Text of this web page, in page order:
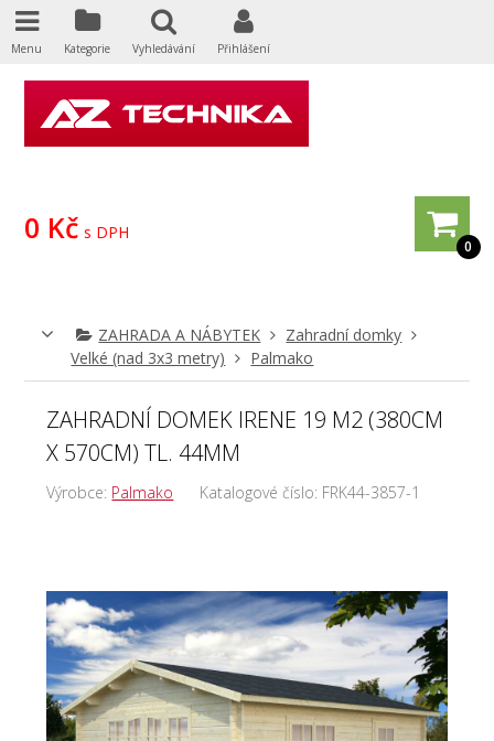
0
0 Kč s DPH
ZAHRADA A NÁBYTEK
Zahradní domky
Velké (nad 3x3 metry)
Palmako
ZAHRADNÍ DOMEK IRENE 19 M2 (380CM
X 570CM) TL. 44MM
Výrobce: Palmako Katalogové číslo: FRK44-3857-1
Menu Kategorie Vyhledávání Přihlášení